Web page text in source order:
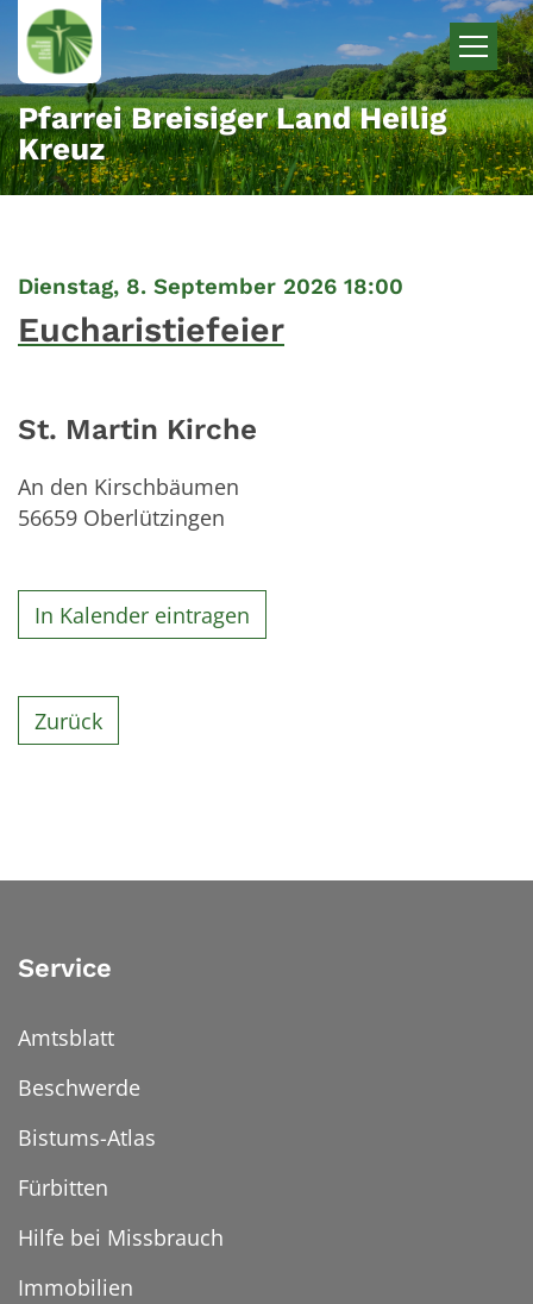
Zum Inhalt springen
Pfarrei Breisiger Land Heilig
Kreuz
Dienstag, 8. September 2026 18:00
Eucharistiefeier
St. Martin Kirche
An den Kirschbäumen
56659 Oberlützingen
In Kalender eintragen
Zurück
Service
Amtsblatt
Beschwerde
Bistums-Atlas
Fürbitten
Hilfe bei Missbrauch
Immobilien